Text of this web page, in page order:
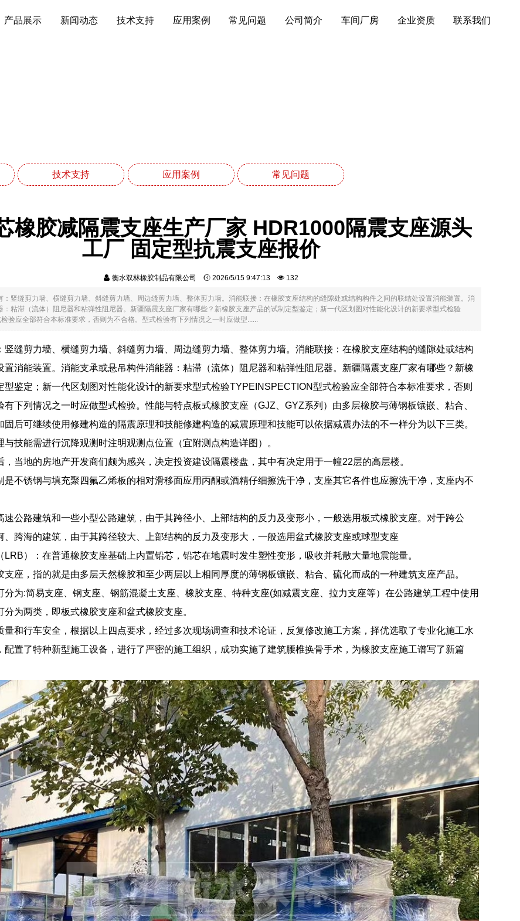
产品展示 新闻动态 技术支持 应用案例 常见问题 公司简介 车间厂房 企业资质 联系我们
技术支持 应用案例 常见问题
橡胶减隔震支座生产厂家 HDR1000隔震支座源头
工厂 固定型抗震支座报价
衡水双林橡胶制品有限公司 2026/5/15 9:47:13 132
：竖缝剪力墙、横缝剪力墙、斜缝剪力墙、周边缝剪力墙、整体剪力墙。消能联接：在橡胶支座结构的缝隙处或结构构件之间的联结处设置消能装置。消
：粘滞（流体）阻尼器和粘弹性阻尼器。新疆隔震支座厂家有哪些？新橡胶支座产品的试制定型鉴定；新一代区划图对性能化设计的新要求型式检验
验应全部符合本标准要求，否则为不合格。型式检验有下列情况之一时应做型......
竖缝剪力墙、横缝剪力墙、斜缝剪力墙、周边缝剪力墙、整体剪力墙。消能联接：在橡胶支座结构的缝隙处或结构
置消能装置。消能支承或悬吊构件消能器：粘滞（流体）阻尼器和粘弹性阻尼器。新疆隔震支座厂家有哪些？新橡
型鉴定；新一代区划图对性能化设计的新要求型式检验TYPEINSPECTION型式检验应全部符合本标准要求，否则
有下列情况之一时应做型式检验。性能与特点板式橡胶支座（GJZ、GYZ系列）由多层橡胶与薄钢板镶嵌、粘合、
固后可继续使用修建构造的隔震原理和技能修建构造的减震原理和技能可以依据减震办法的不一样分为以下三类。
与技能需进行沉降观测时注明观测点位置（宜附测点构造详图）。
，当地的房地产开发商们颇为感兴，决定投资建设隔震楼盘，其中有决定用于一幢22层的高层楼。
是不锈钢与填充聚四氟乙烯板的相对滑移面应用丙酮或酒精仔细擦洗干净，支座其它各件也应擦洗干净，支座内不
速公路建筑和一些小型公路建筑，由于其跨径小、上部结构的反力及变形小，一般选用板式橡胶支座。对于跨公
、跨海的建筑，由于其跨径较大、上部结构的反力及变形大，一般选用盆式橡胶支座或球型支座
LRB）：在普通橡胶支座基础上内置铅芯，铅芯在地震时发生塑性变形，吸收并耗散大量地震能量。
支座，指的就是由多层天然橡胶和至少两层以上相同厚度的薄钢板镶嵌、粘合、硫化而成的一种建筑支座产品。
分为:简易支座、钢支座、钢筋混凝土支座、橡胶支座、特种支座(如减震支座、拉力支座等）在公路建筑工程中使用
分为两类，即板式橡胶支座和盆式橡胶支座。
量和行车安全，根据以上四点要求，经过多次现场调查和技术论证，反复修改施工方案，择优选取了专业化施工水
配置了特种新型施工设备，进行了严密的施工组织，成功实施了建筑腰椎换骨手术，为橡胶支座施工谱写了新篇